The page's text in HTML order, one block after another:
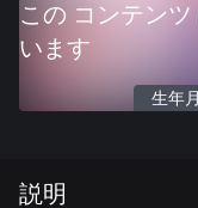
この コンテン
います
生年
説明